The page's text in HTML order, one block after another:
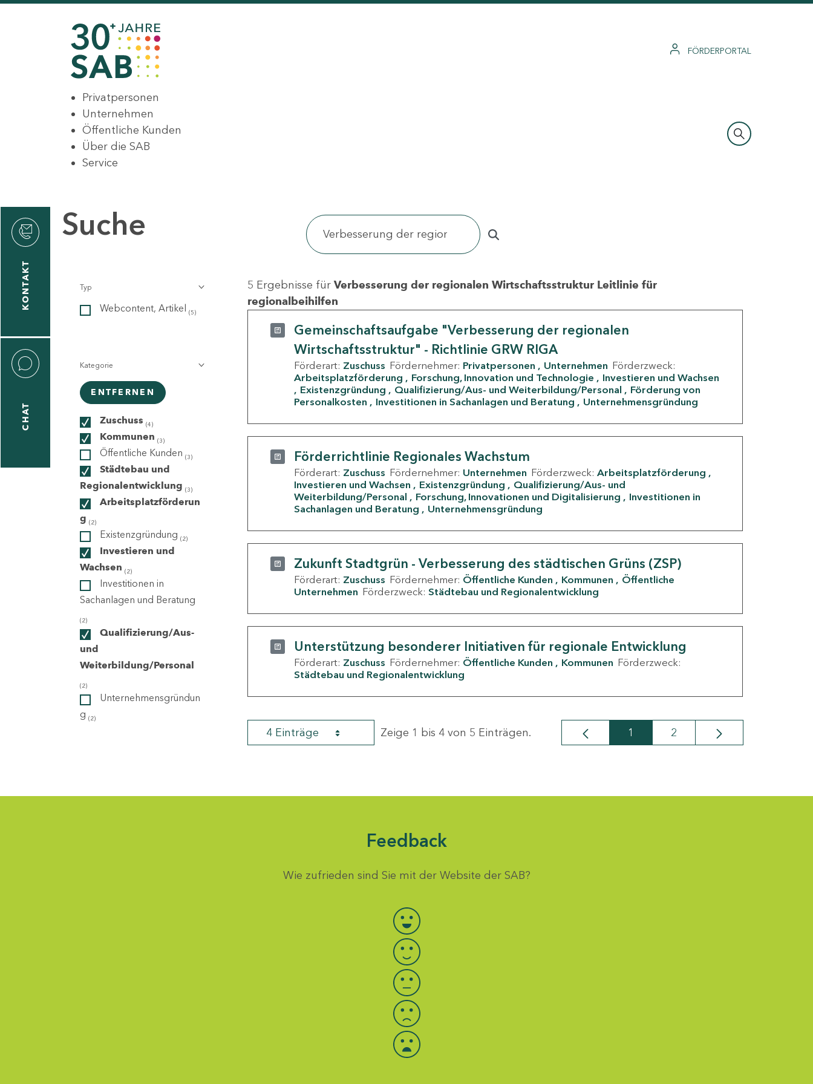
FÖRDERPORTAL
Privatpersonen
Unternehmen
Öffentliche Kunden
Über die SAB
Service
KONTAKT
CHAT
Suche
Typ
Webcontent, Artikel (5)
Kategorie
ENTFERNEN
Zuschuss (4)
Kommunen (3)
Öffentliche Kunden (3)
Städtebau und
Regionalentwicklung (3)
Arbeitsplatzförderun
g (2)
Existenzgründung (2)
Investieren und
Wachsen (2)
Investitionen in
Sachanlagen und Beratung
(2)
Qualifizierung/Aus-
und
Weiterbildung/Personal
(2)
Unternehmensgründun
g (2)
5 Ergebnisse für Verbesserung der regionalen Wirtschaftsstruktur Leitlinie für
regionalbeihilfen
Gemeinschaftsaufgabe "Verbesserung der regionalen
Wirtschaftsstruktur" - Richtlinie GRW RIGA
Förderart: Zuschuss Fördernehmer: Privatpersonen Unternehmen Förderzweck:
Arbeitsplatzförderung
Forschung, Innovation und Technologie
Investieren und Wachsen
Existenzgründung
Qualifizierung/Aus- und Weiterbildung/Personal
Förderung von
Personalkosten
Investitionen in Sachanlagen und Beratung Unternehmensgründung
Förderrichtlinie Regionales Wachstum
Förderart: Zuschuss Fördernehmer: Unternehmen Förderzweck: Arbeitsplatzförderung
Investieren und Wachsen
Existenzgründung
Qualifizierung/Aus- und
Weiterbildung/Personal
Forschung, Innovationen und Digitalisierung
Investitionen in
Sachanlagen und Beratung
Unternehmensgründung
Zukunft Stadtgrün - Verbesserung des städtischen Grüns (ZSP)
Förderart: Zuschuss Fördernehmer: Öffentliche Kunden Kommunen
Öffentliche
Unternehmen Förderzweck: Städtebau und Regionalentwicklung
Unterstützung besonderer Initiativen für regionale Entwicklung
Förderart: Zuschuss Fördernehmer: Öffentliche Kunden Kommunen Förderzweck:
Städtebau und Regionalentwicklung
4 Einträge Zeige 1 bis 4 von 5 Einträgen. Seite
1 Seite
2
Feedback
Wie zufrieden sind Sie mit der Website der SAB?
Bewertung auswählen